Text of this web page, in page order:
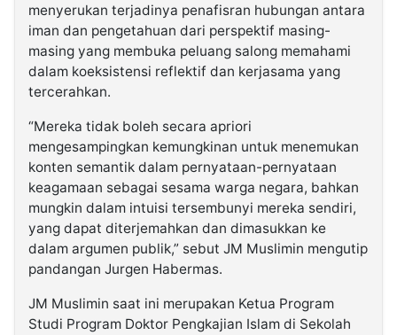
menyerukan terjadinya penafisran hubungan antara
iman dan pengetahuan dari perspektif masing-
masing yang membuka peluang salong memahami
dalam koeksistensi reflektif dan kerjasama yang
tercerahkan.
“Mereka tidak boleh secara apriori
mengesampingkan kemungkinan untuk menemukan
konten semantik dalam pernyataan-pernyataan
keagamaan sebagai sesama warga negara, bahkan
mungkin dalam intuisi tersembunyi mereka sendiri,
yang dapat diterjemahkan dan dimasukkan ke
dalam argumen publik,” sebut JM Muslimin mengutip
pandangan Jurgen Habermas.
JM Muslimin saat ini merupakan Ketua Program
Studi Program Doktor Pengkajian Islam di Sekolah